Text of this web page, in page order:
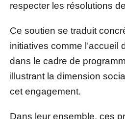
respecter les résolutions
Ce soutien se traduit
initiatives comme l’accueil
dans le cadre de
illustrant la dimension
cet engagement.
Dans leur ensemble, ces